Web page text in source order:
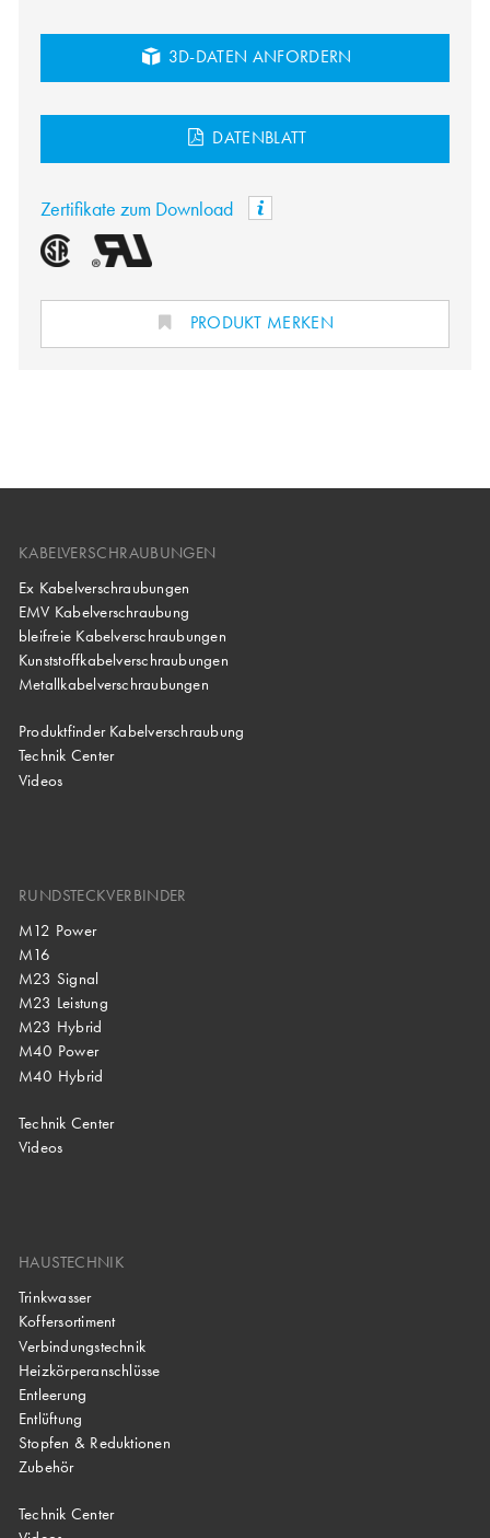
3D-DATEN ANFORDERN
DATENBLATT
Zertifikate zum Download
PRODUKT MERKEN
KABELVERSCHRAUBUNGEN
Ex Kabelverschraubungen
EMV Kabelverschraubung
bleifreie Kabelverschraubungen
Kunststoffkabelverschraubungen
Metallkabelverschraubungen
Produktfinder Kabelverschraubung
Technik Center
Videos
RUNDSTECKVERBINDER
M12 Power
M16
M23 Signal
M23 Leistung
M23 Hybrid
M40 Power
M40 Hybrid
Technik Center
Videos
HAUSTECHNIK
Trinkwasser
Koffersortiment
Verbindungstechnik
Heizkörperanschlüsse
Entleerung
Entlüftung
Stopfen & Reduktionen
Zubehör
Technik Center